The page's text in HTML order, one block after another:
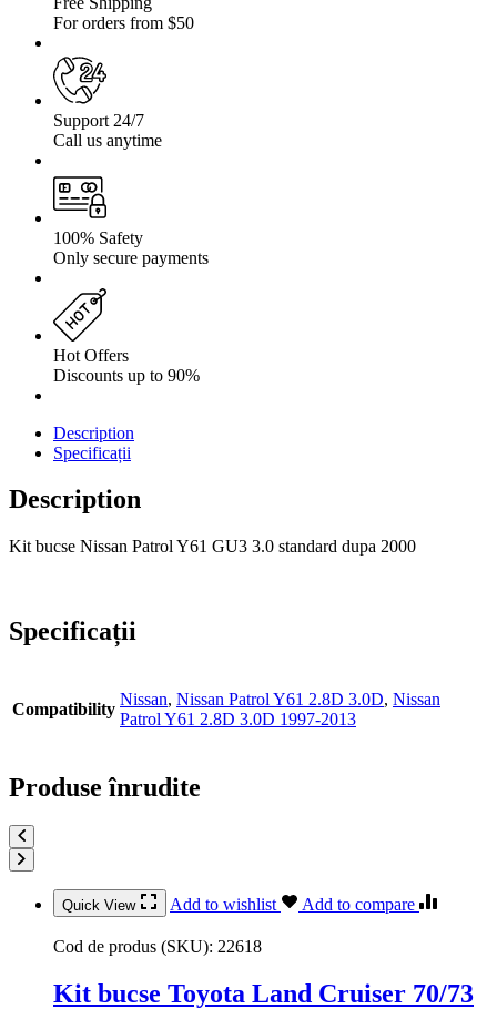
For orders from $50
Support 24/7
Call us anytime
100% Safety
Only secure payments
Hot Offers
Discounts up to 90%
Description
Specificații
Description
Kit bucse Nissan Patrol Y61 GU3 3.0 standard dupa 2000
Specificații
Compatibility
Nissan, Nissan Patrol Y61 2.8D 3.0D, Nissan
Patrol Y61 2.8D 3.0D 1997-2013
Produse înrudite
Quick View Add to wishlist Add to compare
Cod de produs (SKU): 22618
Kit bucse Toyota Land Cruiser 70/73